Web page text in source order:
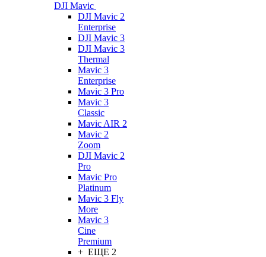
DJI Mavic
DJI Mavic 2
Enterprise
DJI Mavic 3
DJI Mavic 3
Thermal
Mavic 3
Enterprise
Mavic 3 Pro
Mavic 3
Сlassic
Mavic AIR 2
Mavic 2
Zoom
DJI Mavic 2
Pro
Mavic Pro
Platinum
Mavic 3 Fly
More
Mavic 3
Cine
Premium
+ ЕЩЕ 2